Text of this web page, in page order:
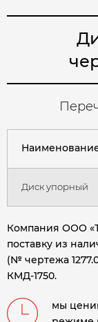
Диск упорный
Компания ООО
поставку из
(№ чертежа
КМД-1750.
мы